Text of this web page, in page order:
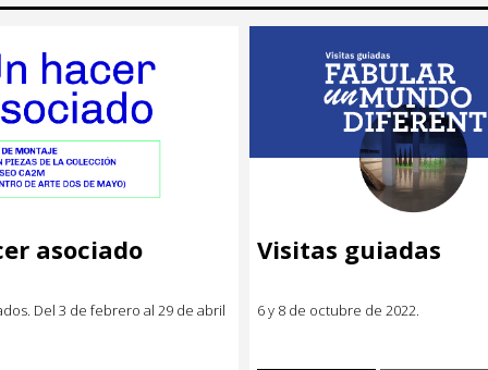
asociado
Del 3 de febrero al 29 de abril
Visitas guiadas
6 y 8 de octubre de 2022.